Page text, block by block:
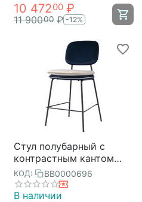
10 47200 ₽
11 90000 ₽ -12%
Стул полубарный с
контрастным кантом
Pea, велюр, темно-
синий/бежевый,
Bergenson Bjorn
КОД: BB0000696
В наличии